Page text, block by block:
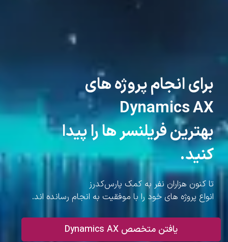
برای انجام پروژه های
Dynamics AX
بهترین فریلنسر ها را پیدا
کنید.
تا کنون هزاران نفر به کمک پارس‌کدرز
انواع پروژه های خود را با موفقیت به انجام رسانده اند.
یافتن متخصص Dynamics AX